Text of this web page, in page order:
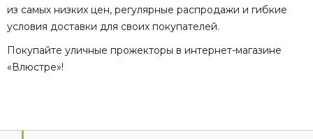
из самых низких цен, регулярные распродажи и гибкие
условия доставки для своих покупателей.
Покупайте уличные прожекторы в интернет-магазине
«Влюстре»!